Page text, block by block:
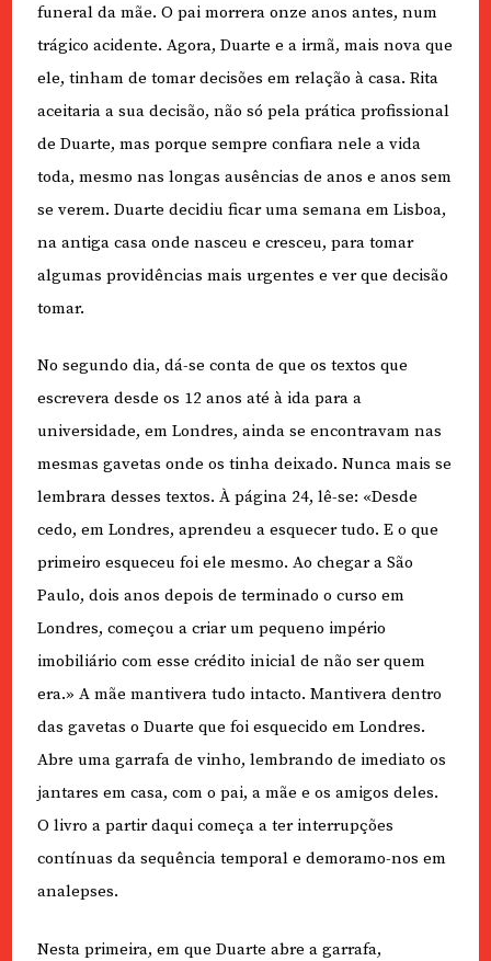
funeral da mãe. O pai morrera onze anos antes, num
trágico acidente. Agora, Duarte e a irmã, mais nova que
ele, tinham de tomar decisões em relação à casa. Rita
aceitaria a sua decisão, não só pela prática profissional
de Duarte, mas porque sempre confiara nele a vida
toda, mesmo nas longas ausências de anos e anos sem
se verem. Duarte decidiu ficar uma semana em Lisboa,
na antiga casa onde nasceu e cresceu, para tomar
algumas providências mais urgentes e ver que decisão
tomar.
No segundo dia, dá-se conta de que os textos que
escrevera desde os 12 anos até à ida para a
universidade, em Londres, ainda se encontravam nas
mesmas gavetas onde os tinha deixado. Nunca mais se
lembrara desses textos. À página 24, lê-se: «Desde
cedo, em Londres, aprendeu a esquecer tudo. E o que
primeiro esqueceu foi ele mesmo. Ao chegar a São
Paulo, dois anos depois de terminado o curso em
Londres, começou a criar um pequeno império
imobiliário com esse crédito inicial de não ser quem
era.» A mãe mantivera tudo intacto. Mantivera dentro
das gavetas o Duarte que foi esquecido em Londres.
Abre uma garrafa de vinho, lembrando de imediato os
jantares em casa, com o pai, a mãe e os amigos deles.
O livro a partir daqui começa a ter interrupções
contínuas da sequência temporal e demoramo-nos em
analepses.
Nesta primeira, em que Duarte abre a garrafa,